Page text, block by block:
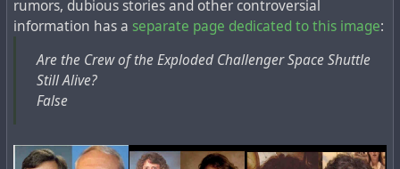
PolitiFact, управляемомИнститутом Пойнтера , есть
отдельнаястраница, где утверждается, что: "Солтер
действительно работал над технологией
транспортных средств, работающих на воде. Но нет
никаких доказательств, подтверждающих
При этом сейчас, спустя всего 4 года, в интернете
rumors, dubious stories and other controversial
information has a separate page dedicated to this image:
Are the Crew of the Exploded Challenger Space Shuttle
Still Alive?
False